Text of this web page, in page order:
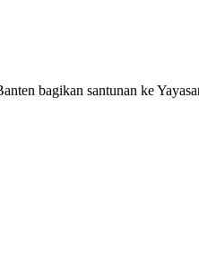
bagikan santunan ke